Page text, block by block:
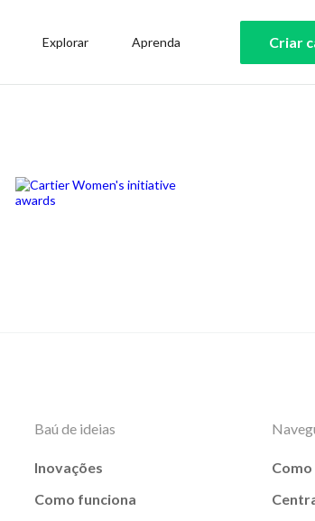
Explorar Aprenda Criar
Baú de ideias
Inovações
Como funciona